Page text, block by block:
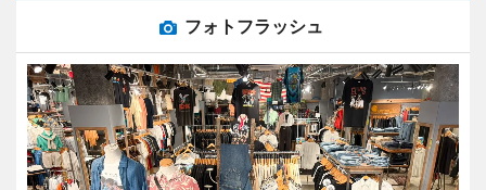
フォトフラッシュ